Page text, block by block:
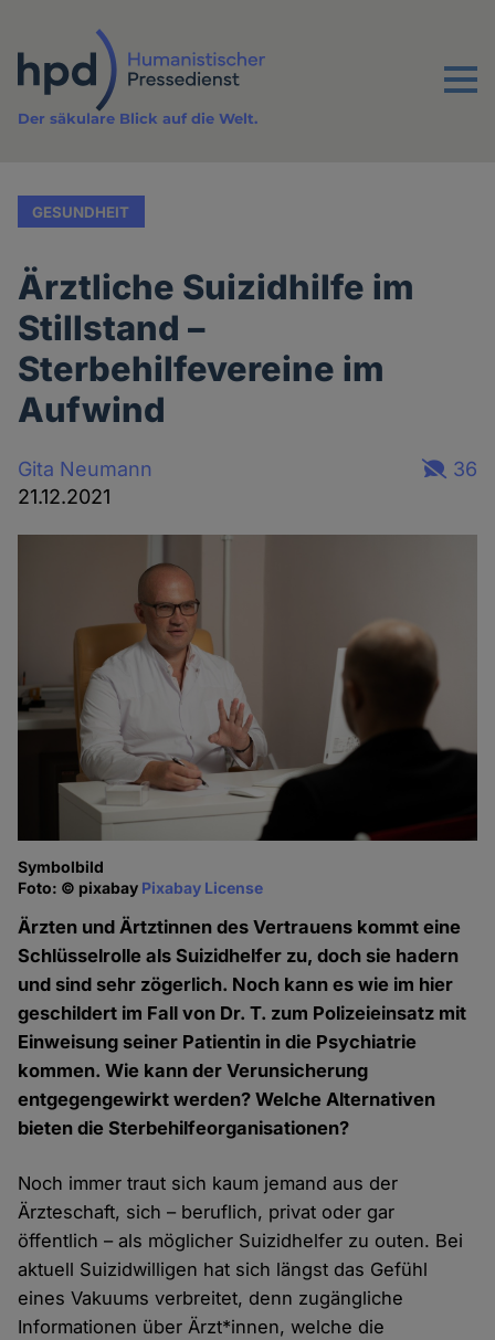
Inhalt
Menu
Der säkulare Blick auf die Welt.
GESUNDHEIT
Ärztliche Suizidhilfe im
Stillstand –
Sterbehilfevereine im
Aufwind
Gita Neumann
21.12.2021
36
Symbolbild
Foto: © pixabay Pixabay License
Ärzten und Ärtztinnen des Vertrauens kommt eine
Schlüsselrolle als Suizidhelfer zu, doch sie hadern
und sind sehr zögerlich. Noch kann es wie im hier
geschildert im Fall von Dr. T. zum Polizeieinsatz mit
Einweisung seiner Patientin in die Psychiatrie
kommen. Wie kann der Verunsicherung
entgegengewirkt werden? Welche Alternativen
bieten die Sterbehilfeorganisationen?
Noch immer traut sich kaum jemand aus der
Ärzteschaft, sich – beruflich, privat oder gar
öffentlich – als möglicher Suizidhelfer zu outen. Bei
aktuell Suizidwilligen hat sich längst das Gefühl
eines Vakuums verbreitet, denn zugängliche
Informationen über Ärzt*innen, welche die